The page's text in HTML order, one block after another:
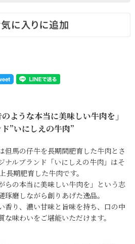
ような本当に美味しい牛肉を」
”いにしえの牛肉”
但馬の仔牛を長期間肥育した牛肉とさ
ナルブランド「いにしえの牛肉」はそ
長期肥育した牛肉です。
らの本当に美味しい牛肉を」という志
磨しながら創りあげた逸品。
香り、濃い甘味と旨味を持ち、口の中
味わいをご堪能いただけます。